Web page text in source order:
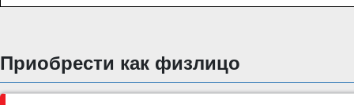
Приобрести как физлицо